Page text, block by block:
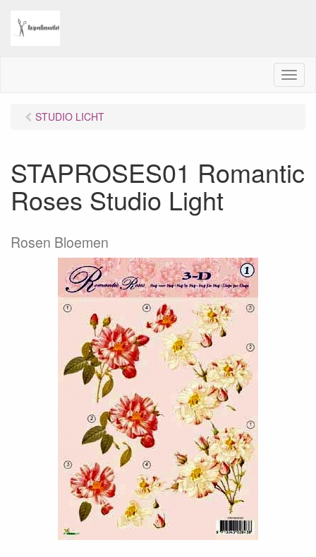
M
e
STUDIO LICHT
STAPROSES01 Romantic
Roses Studio Light
Rosen Bloemen